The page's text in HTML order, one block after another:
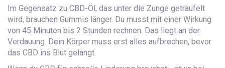
Im Gegensatz zu CBD-Öl, das unter die Zunge geträufelt
wird, brauchen Gummis länger. Du musst mit einer Wirkung
von 45 Minuten bis 2 Stunden rechnen. Das liegt an der
Verdauung. Dein Körper muss erst alles aufbrechen, bevor
das CBD ins Blut gelangt.